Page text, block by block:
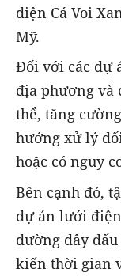
điện Cá Voi
Mỹ.
Đối với các dự
địa phương và
thể, tăng
hướng xử lý
hoặc có nguy
Bên cạnh đó,
dự án lưới
đường dây
kiến thời gian